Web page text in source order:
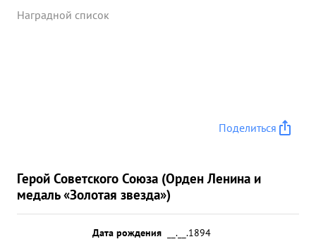
Наградной список
Поделиться
Герой Советского Союза (Орден Ленина и
медаль «Золотая звезда»)
Дата рождения
__.__.1894